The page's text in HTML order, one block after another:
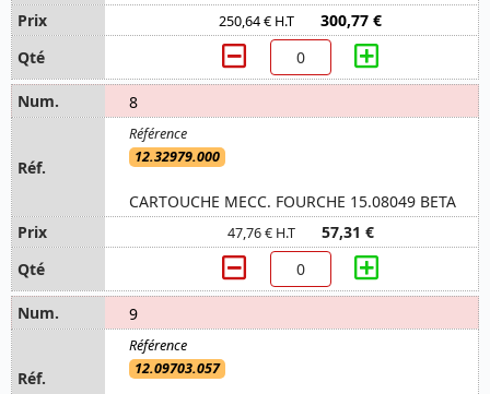
250,64 € H.T 300,77 €
8
12.32979.000
CARTOUCHE MECC. FOURCHE 15.08049 BETA
47,76 € H.T 57,31 €
9
12.09703.057